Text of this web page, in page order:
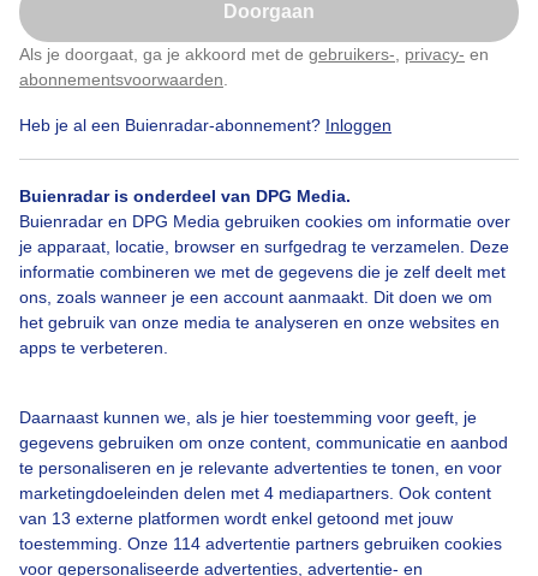
Doorgaan
Als je doorgaat, ga je akkoord met de gebruikers- privacy- en
abonnementsvoorwaarden
Heb je al een Buienradar-abonnement? Inloggen
Buienradar is onderdeel van DPG Media.
Buienradar en DPG Media gebruiken cookies om informatie over
je apparaat, locatie, browser en surfgedrag te verzamelen. Deze
informatie combineren we met de gegevens die je zelf deelt met
ons, zoals wanneer je een account aanmaakt. Dit doen we om
het gebruik van onze media te analyseren en onze websites en
apps te verbeteren.
Daarnaast kunnen we, als je hier toestemming voor geeft, je
gegevens gebruiken om onze content, communicatie en aanbod
te personaliseren en je relevante advertenties te tonen, en voor
marketingdoeleinden delen met 4 mediapartners. Ook content
van 13 externe platformen wordt enkel getoond met jouw
toestemming. Onze 114 advertentie partners gebruiken cookies
voor gepersonaliseerde advertenties, advertentie- en
Over Buienradar
Bedrijfsgegevens
Veelgestelde vragen
Contact
Gebruikersvoorwaarden
Adverteren
Buienradar Team
Privacy beleid
Klik hierom dit aan te passen